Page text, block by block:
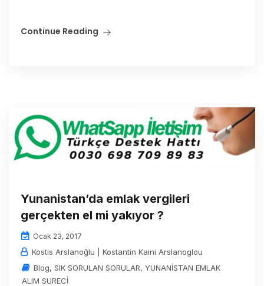
Continue Reading
Yunanistan’da emlak vergileri
gerçekten el mi yakıyor ?
Ocak 23, 2017
Kostis Arslanoğlu | Kostantin Kaini Arslanoglou
Blog, SIK SORULAN SORULAR, YUNANİSTAN EMLAK
ALIM SURECİ